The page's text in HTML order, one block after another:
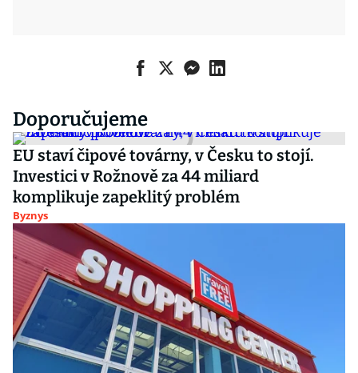
Doporučujeme
EU staví čipové továrny, v Česku to stojí.
Investici v Rožnově za 44 miliard
komplikuje zapeklitý problém
Byznys